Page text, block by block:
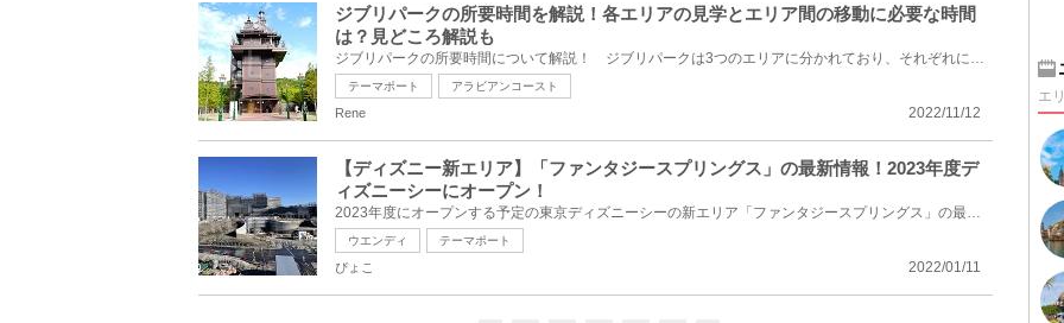
ジブリパークの所要時間を解説！各エリアの見学とエリア間の移動に必要な時間
は？見どころ解説も
ジブリパークの所要時間について解説！ ジブリパークは3つのエリアに分かれており、それぞれに見どころ...
テーマポート アラビアンコースト
2022/11/12
Rene
【ディズニー新エリア】「ファンタジースプリングス」の最新情報！2023年度デ
ィズニーシーにオープン！
2023年度にオープンする予定の東京ディズニーシーの新エリア「ファンタジースプリングス」の最新情報を...
ウエンディ テーマポート
2022/01/11
ぴょこ
エ